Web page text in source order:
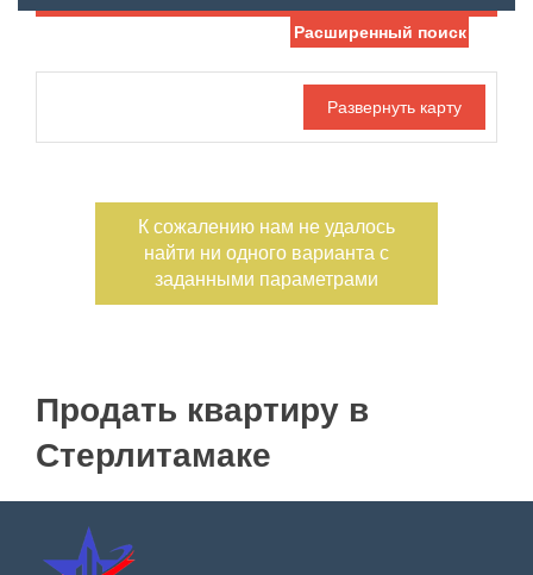
Ипотека
Обмен
С фото
Расширенный поиск
К сожалению нам не удалось
найти ни одного варианта с
заданными параметрами
Продать квартиру в
Стерлитамаке